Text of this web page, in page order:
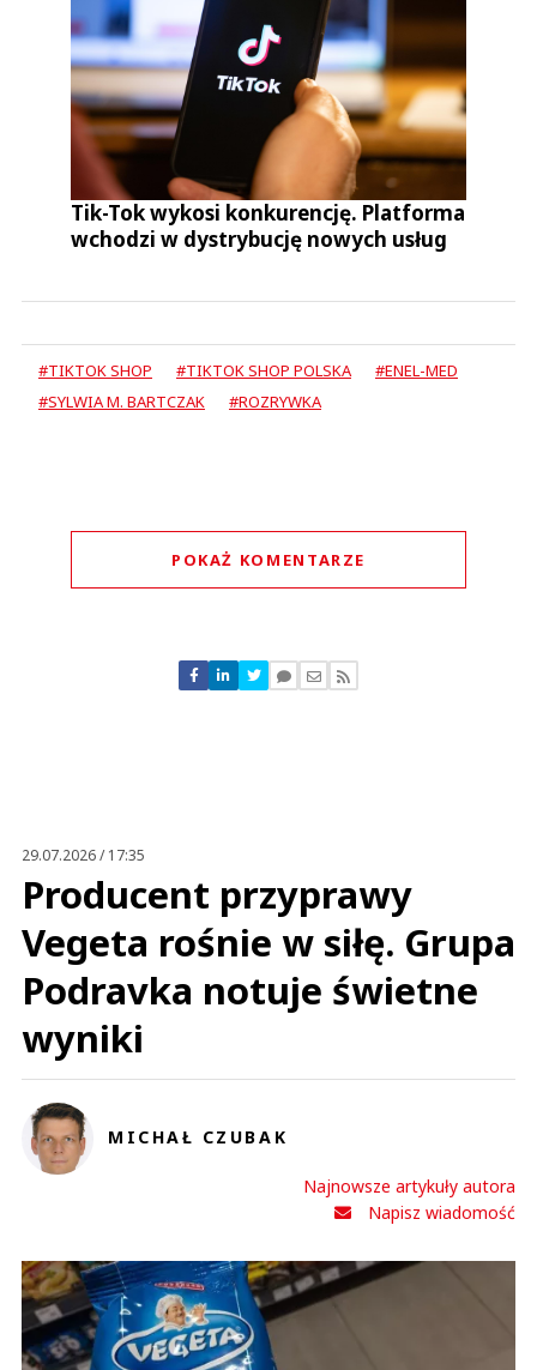
Tik-Tok wykosi konkurencję. Platforma
wchodzi w dystrybucję nowych usług
#TIKTOK SHOP #TIKTOK SHOP POLSKA
#ENEL-MED
#SYLWIA M. BARTCZAK
#ROZRYWKA
POKAŻ KOMENTARZE
Nie znaleziono komentarzy
Zostaw swoje komentarze
29.07.2026 / 17:35
Producent przyprawy
Vegeta rośnie w siłę. Grupa
Podravka notuje świetne
wyniki
MICHAŁ CZUBAK
Najnowsze artykuły autora
Napisz wiadomość